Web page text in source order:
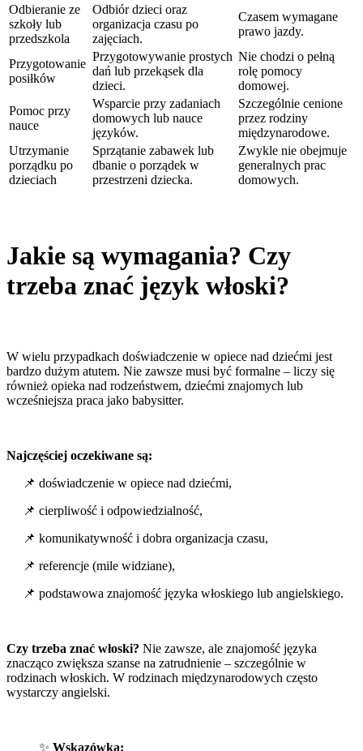
Odbieranie ze
szkoły lub
przedszkola
Odbiór dzieci oraz
organizacja czasu po
zajęciach.
Czasem wymagane
prawo jazdy.
Przygotowanie
posiłków
Przygotowywanie prostych
dań lub przekąsek dla
dzieci.
Nie chodzi o pełną
rolę pomocy
domowej.
Pomoc przy
nauce
Wsparcie przy zadaniach
domowych lub nauce
języków.
Szczególnie cenione
przez rodziny
międzynarodowe.
Utrzymanie
porządku po
dzieciach
Sprzątanie zabawek lub
dbanie o porządek w
przestrzeni dziecka.
Zwykle nie obejmuje
generalnych prac
domowych.
Jakie są wymagania? Czy
trzeba znać język włoski?
W wielu przypadkach doświadczenie w opiece nad dziećmi jest
bardzo dużym atutem. Nie zawsze musi być formalne – liczy się
również opieka nad rodzeństwem, dziećmi znajomych lub
wcześniejsza praca jako babysitter.
Najczęściej oczekiwane są:
📌 doświadczenie w opiece nad dziećmi,
📌 cierpliwość i odpowiedzialność,
📌 komunikatywność i dobra organizacja czasu,
📌 referencje (mile widziane),
📌 podstawowa znajomość języka włoskiego lub angielskiego.
Czy trzeba znać włoski? Nie zawsze, ale znajomość języka
znacząco zwiększa szanse na zatrudnienie – szczególnie w
rodzinach włoskich. W rodzinach międzynarodowych często
wystarczy angielski.
✨ Wskazówka: